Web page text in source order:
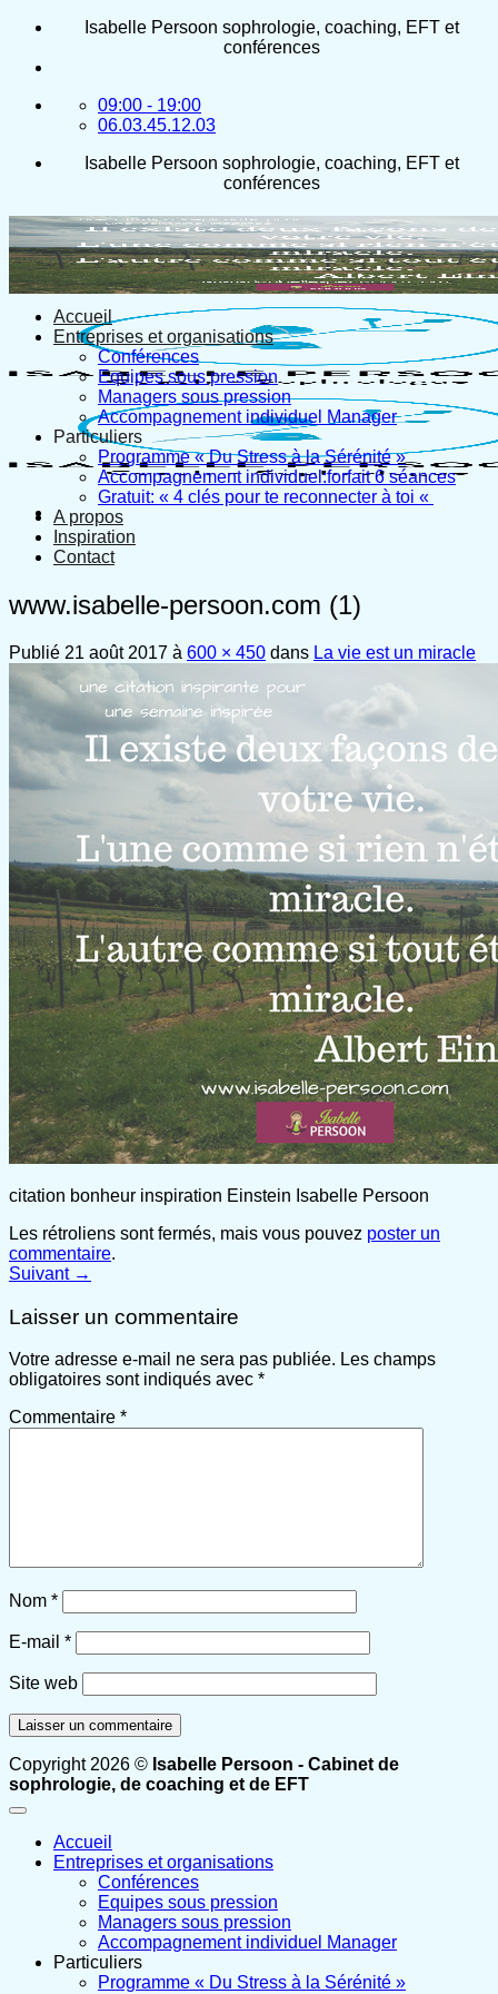
Passer
contenu
Isabelle Persoon sophrologie, coaching, EFT et
conférences
09:00 - 19:00
06.03.45.12.03
Isabelle Persoon sophrologie, coaching, EFT et
conférences
Accueil
Entreprises et organisations
Conférences
Equipes sous pression
Managers sous pression
Accompagnement individuel Manager
Particuliers
Programme « Du Stress à la Sérénité »
Accompagnement individuel:forfait 6 séances
Gratuit: « 4 clés pour te reconnecter à toi «
A propos
Inspiration
Contact
www.isabelle-persoon.com (1)
Publié 21 août 2017 à 600 × 450 dans La vie est un miracle
citation bonheur inspiration Einstein Isabelle Persoon
Les rétroliens sont fermés, mais vous pouvez poster un
commentaire.
Suivant →
Laisser un commentaire
Votre adresse e-mail ne sera pas publiée. Les champs
obligatoires sont indiqués avec *
Commentaire *
Nom *
E-mail *
Site web
Copyright 2026 © Isabelle Persoon - Cabinet de
sophrologie, de coaching et de EFT
Accueil
Entreprises et organisations
Conférences
Equipes sous pression
Managers sous pression
Accompagnement individuel Manager
Particuliers
Programme « Du Stress à la Sérénité »